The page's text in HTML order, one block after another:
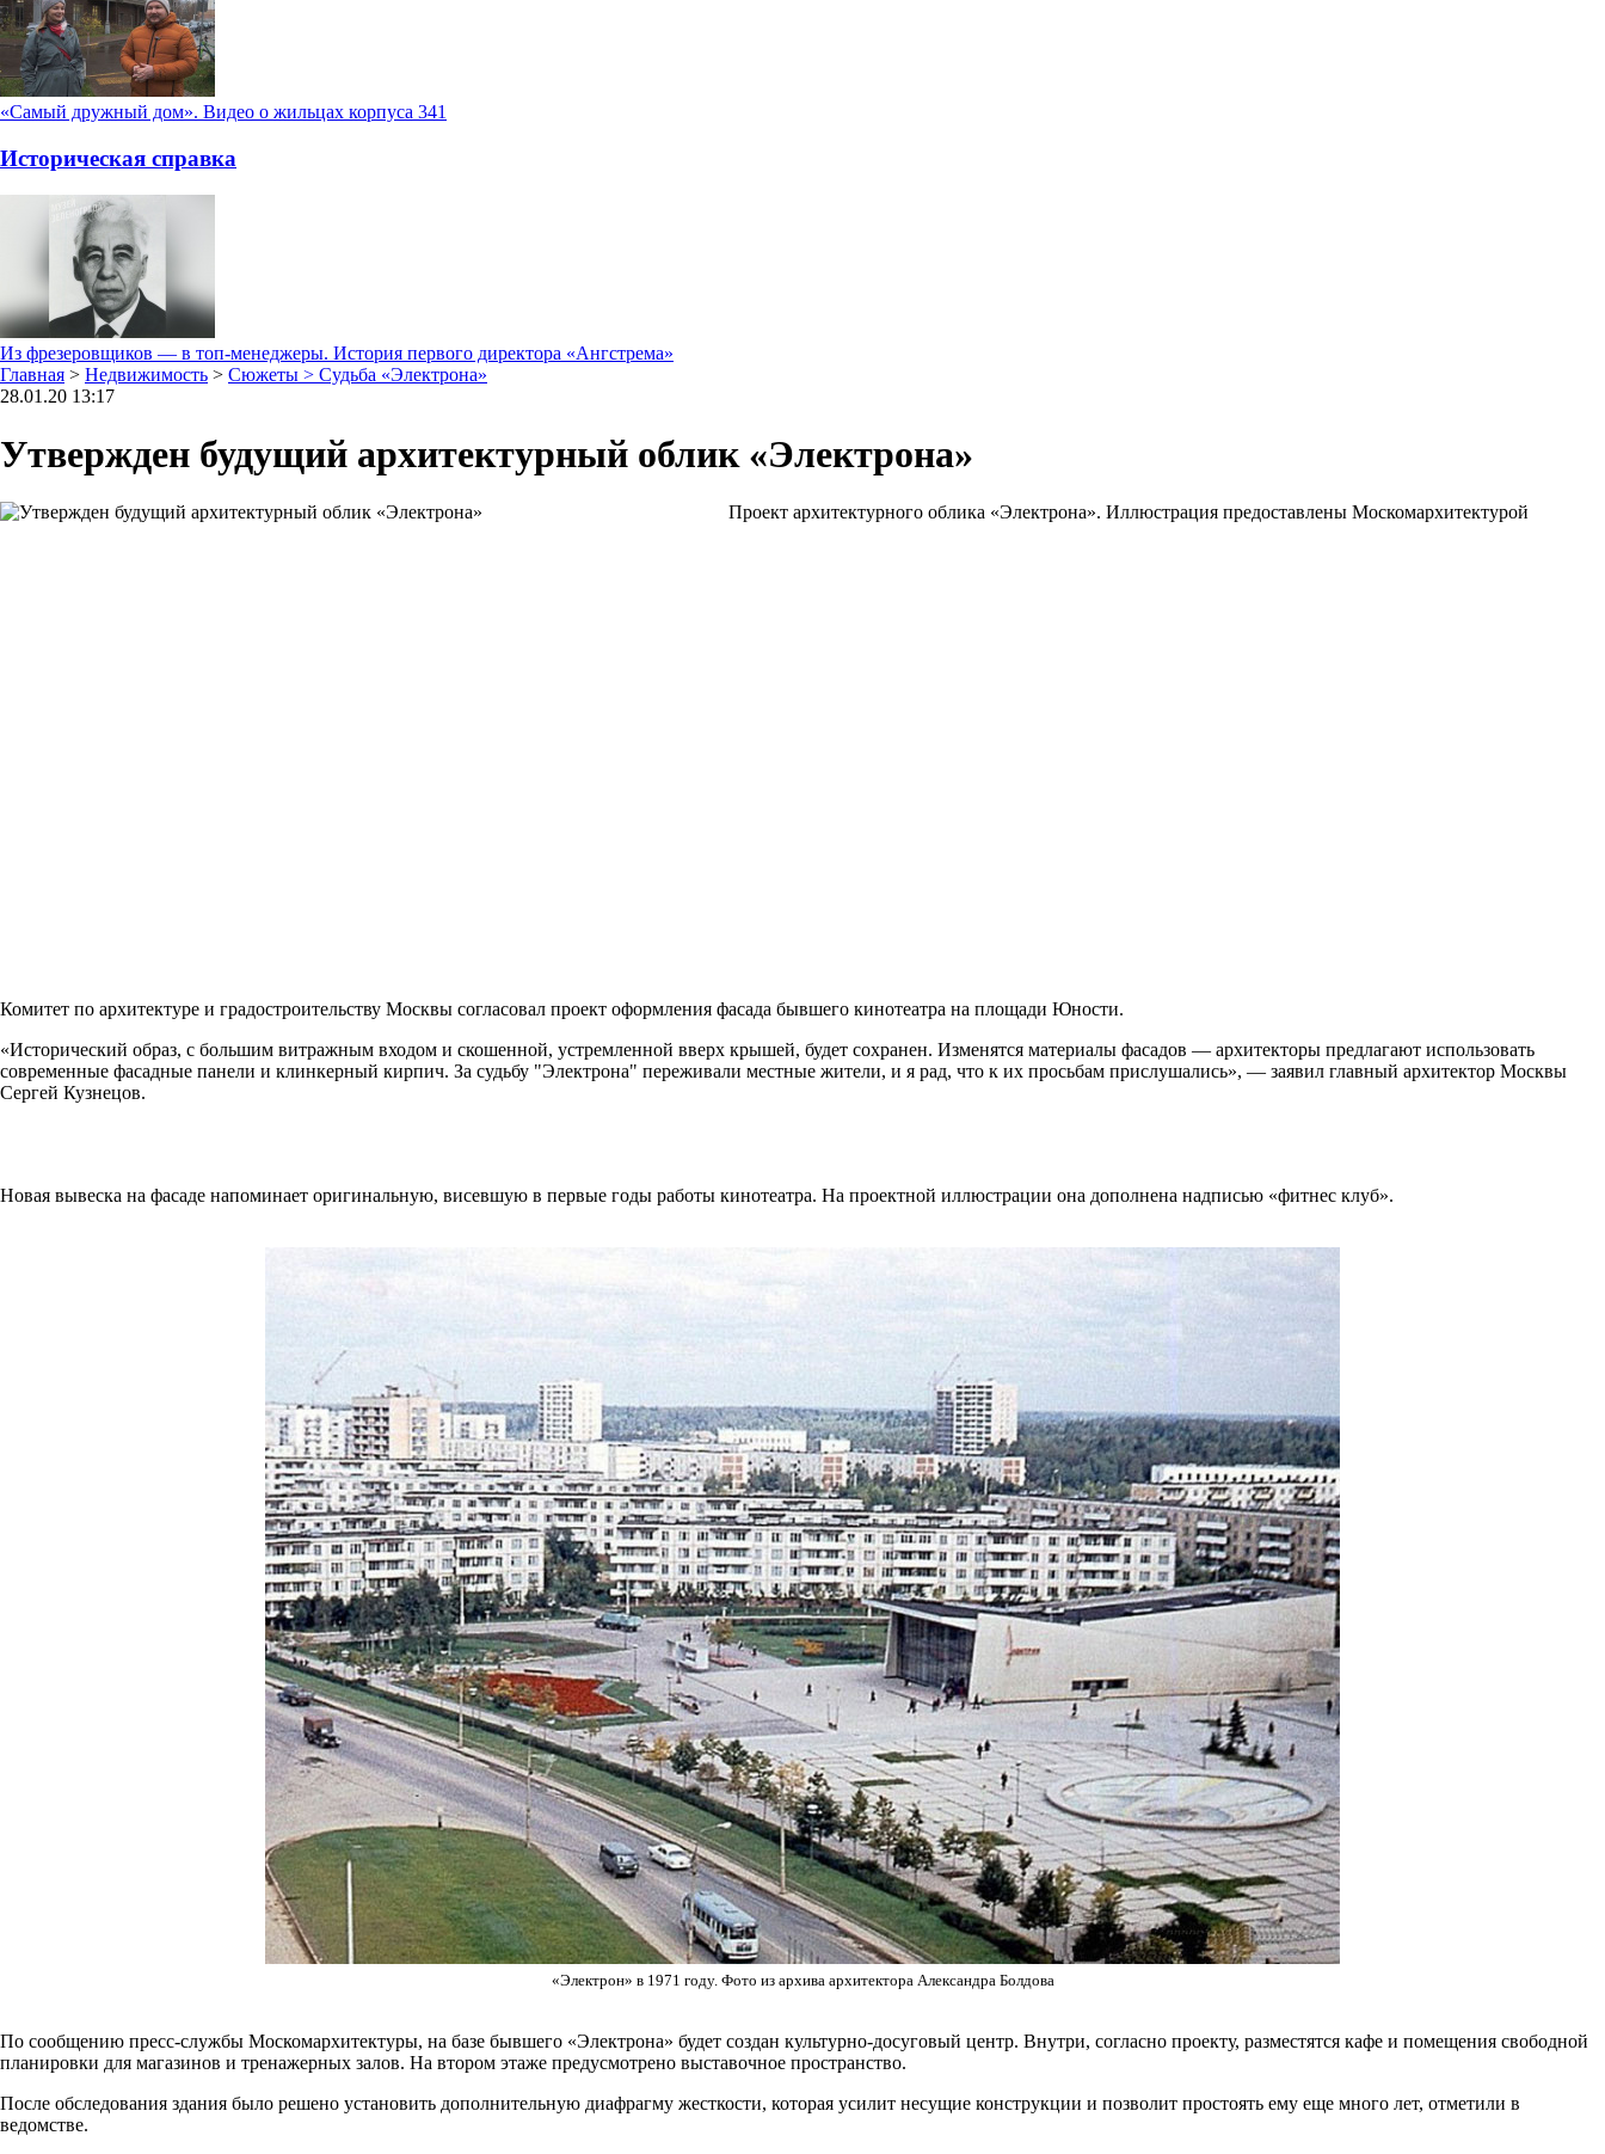
«Самый дружный дом». Видео о жильцах корпуса 341
Историческая справка
Из фрезеровщиков — в топ-менеджеры. История первого директора «Ангстрема»
Главная > Недвижимость > Сюжеты > Судьба «Электрона»
28.01.20 13:17
Утвержден будущий архитектурный облик «Электрона»
Проект архитектурного облика «Электрона». Иллюстрация предоставлены Москомархитектурой
Комитет по архитектуре и градостроительству Москвы согласовал проект оформления фасада бывшего кинотеатра на площади Юности.
«Исторический образ, с большим витражным входом и скошенной, устремленной вверх крышей, будет сохранен. Изменятся материалы фасадов — архитекторы предлагают использовать
современные фасадные панели и клинкерный кирпич. За судьбу "Электрона" переживали местные жители, и я рад, что к их просьбам прислушались», — заявил главный архитектор Москвы
Сергей Кузнецов.
Новая вывеска на фасаде напоминает оригинальную, висевшую в первые годы работы кинотеатра. На проектной иллюстрации она дополнена надписью «фитнес клуб».
«Электрон» в 1971 году. Фото из архива архитектора Александра Болдова
По сообщению пресс-службы Москомархитектуры, на базе бывшего «Электрона» будет создан культурно-досуговый центр. Внутри, согласно проекту, разместятся кафе и помещения свободной
планировки для магазинов и тренажерных залов. На втором этаже предусмотрено выставочное пространство.
После обcледования здания было решено установить дополнительную диафрагму жесткости, которая усилит несущие конструкции и позволит простоять ему еще много лет, отметили в
ведомстве.